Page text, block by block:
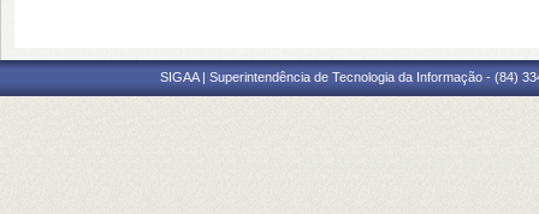
SIGAA | Superintendência de Tecnologia da Informação - (84)